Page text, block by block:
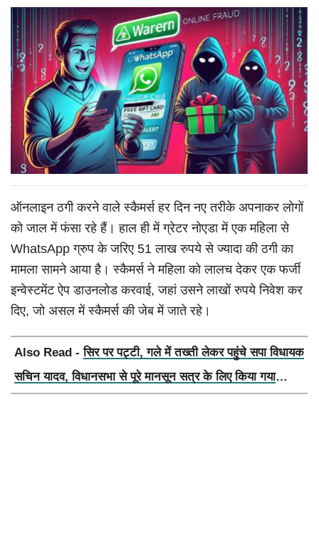
ऑनलाइन ठगी करने वाले स्कैमर्स हर दिन नए तरीके अपनाकर लोगों
को जाल में फंसा रहे हैं। हाल ही में ग्रेटर नोएडा में एक महिला से
WhatsApp ग्रुप के जरिए 51 लाख रुपये से ज्यादा की ठगी का
मामला सामने आया है। स्कैमर्स ने महिला को लालच देकर एक फर्जी
इन्वेस्टमेंट ऐप डाउनलोड करवाई, जहां उसने लाखों रुपये निवेश कर
दिए, जो असल में स्कैमर्स की जेब में जाते रहे।
Also Read -सिर पर पट्टी, गले में तख्ती लेकर पहुंचे सपा विधायक
सचिन यादव, विधानसभा से पूरे मानसून सत्र के लिए किया गया